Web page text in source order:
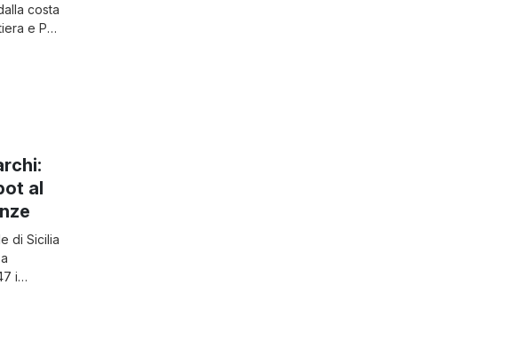
costa
e Pv7
al
di Sicilia
i
dal